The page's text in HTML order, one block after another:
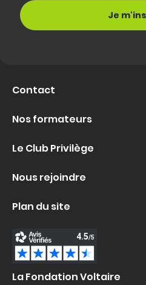
Contact
Nos formateurs
Le Club Privilège
Nous rejoindre
Plan du site
La Fondation Voltaire